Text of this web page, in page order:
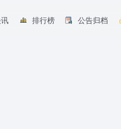
排行榜 公告归档